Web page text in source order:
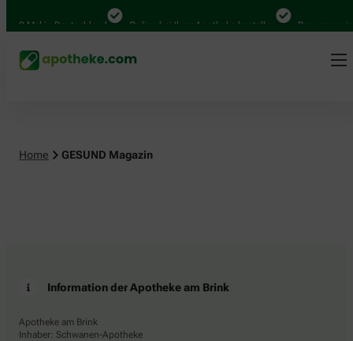
Mal in Deutschland Online bei Ihrer Apotheke bestellen Bequem
Home GESUND Magazin
Information der Apotheke am Brink
Apotheke am Brink
Inhaber: Schwanen-Apotheke